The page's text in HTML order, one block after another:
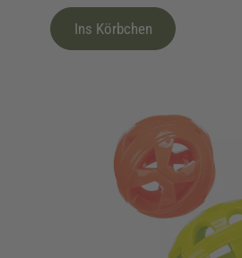
Ins Körbchen